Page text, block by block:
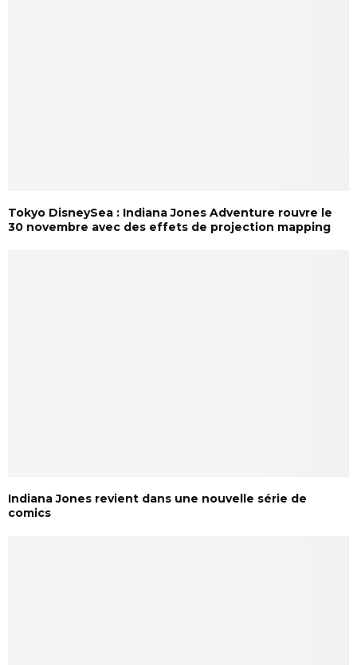
Tokyo DisneySea : Indiana Jones Adventure rouvre le
30 novembre avec des effets de projection mapping
Indiana Jones revient dans une nouvelle série de
comics